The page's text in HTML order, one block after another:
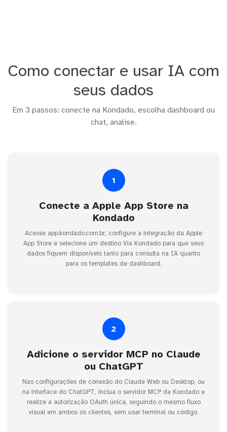
Como conectar e usar IA com
seus dados
Em 3 passos: conecte na Kondado, escolha dashboard ou
chat, analise.
1
Conecte a Apple App Store na
Kondado
Acesse app.kondado.com.br, configure a integração da Apple
App Store e selecione um destino Via Kondado para que seus
dados fiquem disponíveis tanto para consulta na IA quanto
para os templates de dashboard.
2
Adicione o servidor MCP no Claude
ou ChatGPT
Nas configurações de conexão do Claude Web ou Desktop, ou
na interface do ChatGPT, inclua o servidor MCP da Kondado e
realize a autorização OAuth única, seguindo o mesmo fluxo
visual em ambos os clientes, sem usar terminal ou código.